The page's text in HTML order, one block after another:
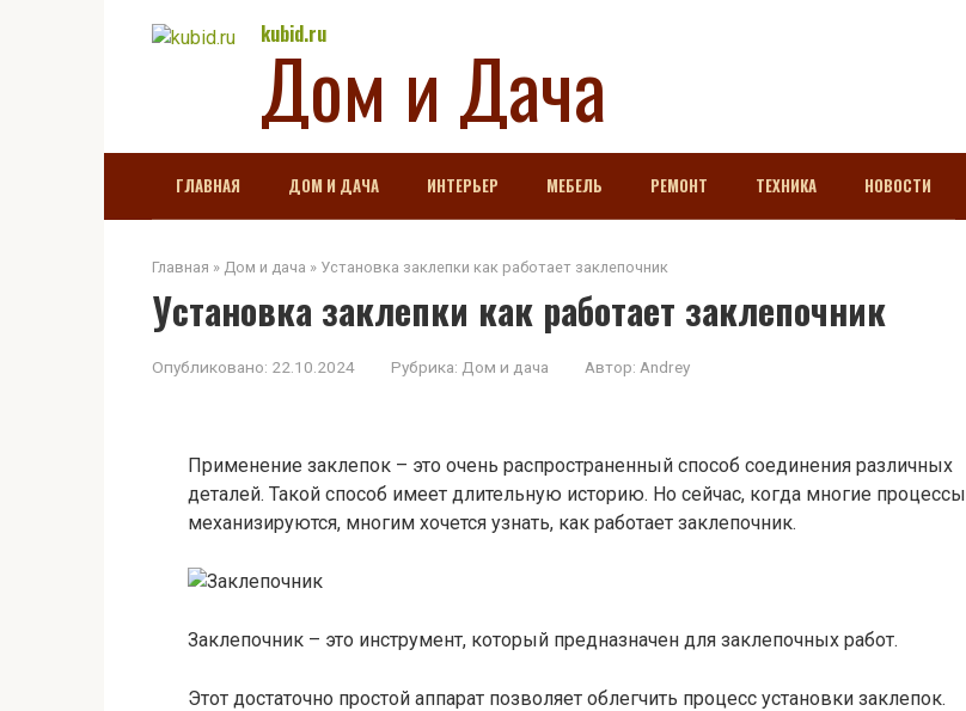
kubid.ru
Дом и Дача
ГЛАВНАЯ ДОМ И ДАЧА ИНТЕРЬЕР МЕБЕЛЬ РЕМОНТ ТЕХНИКА НОВОСТИ
Главная » Дом и дача » Установка заклепки как работает заклепочник
Установка заклепки как работает заклепочник
Опубликовано: 22.10.2024 Рубрика: Дом и дача Автор: Andrey
Применение заклепок – это очень распространенный способ соединения различных
деталей. Такой способ имеет длительную историю. Но сейчас, когда многие процессы
механизируются, многим хочется узнать, как работает заклепочник.
Заклепочник – это инструмент, который предназначен для заклепочных работ.
Этот достаточно простой аппарат позволяет облегчить процесс установки заклепок.